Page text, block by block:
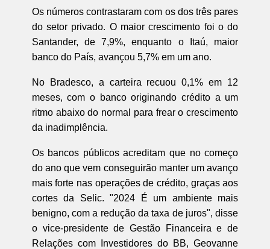
Os números contrastaram com os dos três pares
do setor privado. O maior crescimento foi o do
Santander, de 7,9%, enquanto o Itaú, maior
banco do País, avançou 5,7% em um ano.
No Bradesco, a carteira recuou 0,1% em 12
meses, com o banco originando crédito a um
ritmo abaixo do normal para frear o crescimento
da inadimplência.
Os bancos públicos acreditam que no começo
do ano que vem conseguirão manter um avanço
mais forte nas operações de crédito, graças aos
cortes da Selic. "2024 É um ambiente mais
benigno, com a redução da taxa de juros", disse
o vice-presidente de Gestão Financeira e de
Relações com Investidores do BB, Geovanne